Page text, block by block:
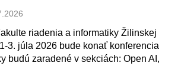
riadenia a informatiky Žilinskej
3. júla 2026 bude konať konferencia
budú zaradené v sekciách: Open AI,